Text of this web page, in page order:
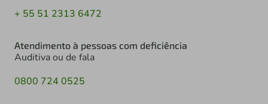
+ 55 51 2313 6472
Atendimento à pessoas com deficiência
Auditiva ou de fala
0800 724 0525